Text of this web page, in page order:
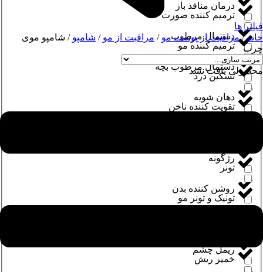
درمان منافذ باز
دستمال مرطوب
دستمال مرطوب بچه
دهان شویه
رژگونه
روشن کننده بدن
ریمل چشم
ترمیم کننده صورت
ترمیم کننده مو
تسکین درد
تقویت کننده ناخن
تونر
تونیک و تونر مو
خمیر ریش
فیلتر ها
خانه/مراقبت از پوست مو / مراقبت از مو / شامپو / شامپو موی
چرب
محصولی یافت نشد